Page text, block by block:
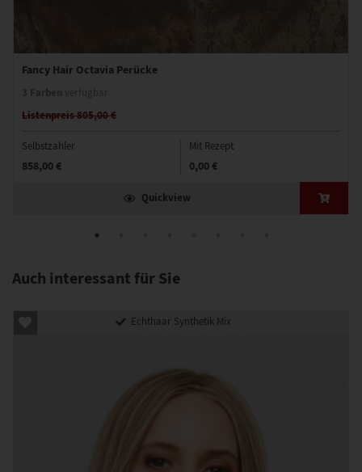
Fancy Hair Octavia Perücke
Listenpreis 805,00 €
Selbstzahler
858,00 €
Mit Rezept
0,00 €
Quickview
Auch interessant für Sie
Echthaar Synthetik Mix